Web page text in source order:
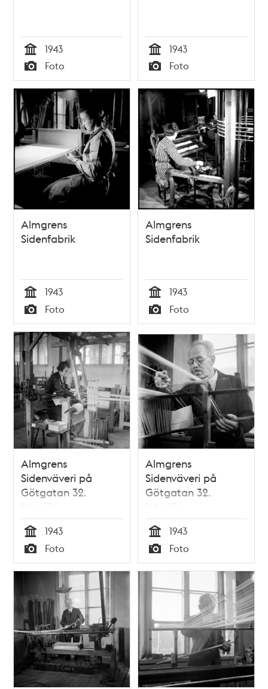
Tid
1943
Typ
Foto Tid
1943
Typ
Foto
Almgrens
Sidenfabrik
Tid
1943
Typ
Foto
Almgrens
Sidenfabrik
Tid
1943
Typ
Foto
Almgrens
Sidenväveri på
Götgatan 32.
Interiör
Tid
1943
Typ
Foto
Almgrens
Sidenväveri på
Götgatan 32.
Interiör
Tid
1943
Typ
Foto